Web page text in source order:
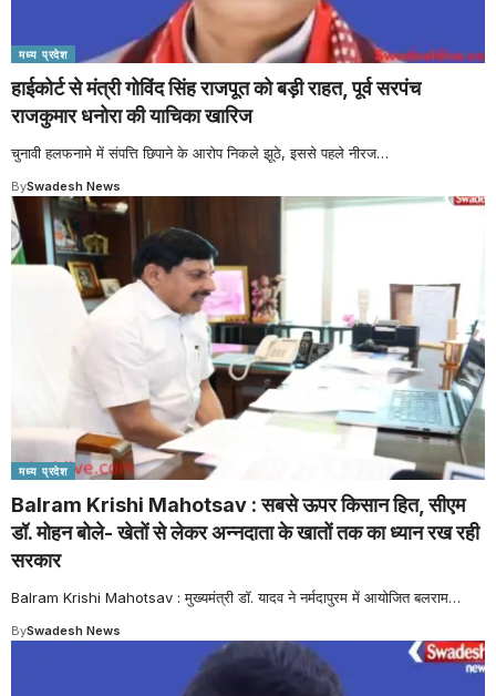
मध्य प्रदेश
हाईकोर्ट से मंत्री गोविंद सिंह राजपूत को बड़ी राहत, पूर्व सरपंच
राजकुमार धनोरा की याचिका खारिज
चुनावी हलफनामे में संपत्ति छिपाने के आरोप निकले झूठे, इससे पहले नीरज…
BySwadesh News
मध्य प्रदेश
Balram Krishi Mahotsav : सबसे ऊपर किसान हित, सीएम
डॉ. मोहन बोले- खेतों से लेकर अन्नदाता के खातों तक का ध्यान रख रही
सरकार
Balram Krishi Mahotsav : मुख्यमंत्री डॉ. यादव ने नर्मदापुरम में आयोजित बलराम…
BySwadesh News